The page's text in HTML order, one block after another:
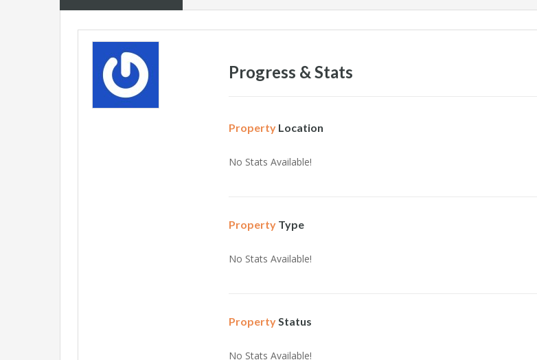
Progress & Stats
PropertyLocation
No Stats Available!
PropertyType
No Stats Available!
PropertyStatus
No Stats Available!